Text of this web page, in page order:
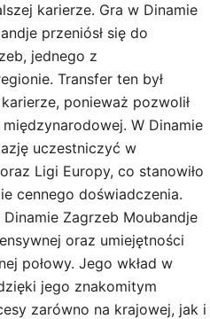
karierze. Gra w Dinamie
przeniósł się do
jednego z
Transfer ten był
ponieważ pozwolił
W Dinamie
uczestniczyć w
Ligi Europy, co stanowiło
cennego doświadczenia.
Zagrzeb Moubandje
oraz umiejętności
połowy. Jego wkład w
jego znakomitym
zarówno na krajowej, jak i